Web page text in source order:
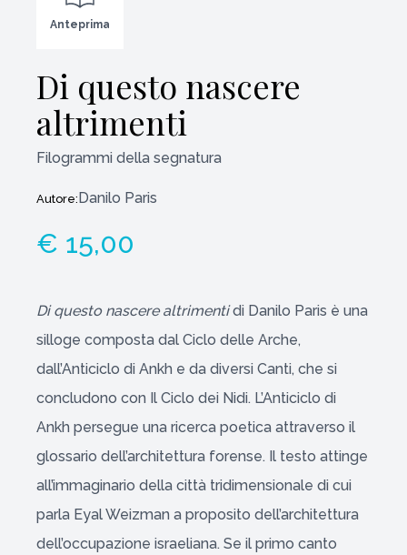
Anteprima
Di questo nascere
altrimenti
Filogrammi della segnatura
Autore:Danilo Paris
€ 15,00
Di questo nascere altrimentidi Danilo Paris è una
silloge composta dal Ciclo delle Arche,
dall’Anticiclo di Ankh e da diversi Canti, che si
concludono con Il Ciclo dei Nidi. L’Anticiclo di
Ankh persegue una ricerca poetica attraverso il
glossario dell’architettura forense. Il testo attinge
all’immaginario della città tridimensionale di cui
parla Eyal Weizman a proposito dell’architettura
dell’occupazione israeliana. Se il primo canto